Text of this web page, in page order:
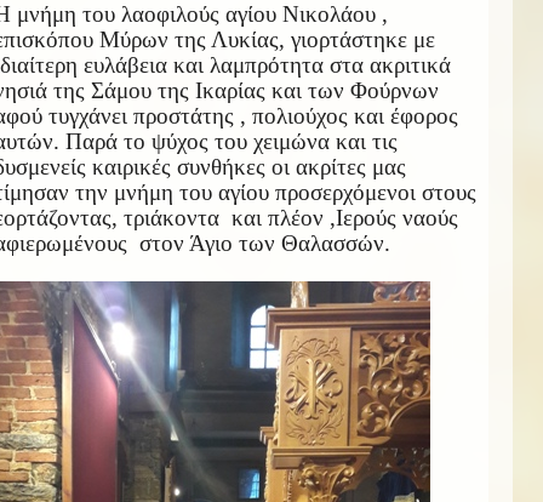
μνήμη του λαοφιλούς αγίου Νικολάου ,
Μύρων της Λυκίας, γιορτάστηκε με
ευλάβεια και λαμπρότητα στα ακριτικά
της Σάμου της Ικαρίας και των Φούρνων
τυγχάνει προστάτης , πολιούχος και έφορος
Παρά το ψύχος του χειμώνα και τις
καιρικές συνθήκες οι ακρίτες μας
την μνήμη του αγίου προσερχόμενοι στους
τριάκοντα και πλέον ,Ιερούς ναούς
στον Άγιο των Θαλασσών.